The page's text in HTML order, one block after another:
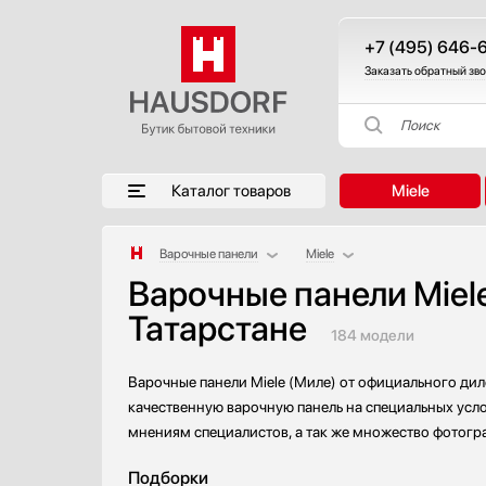
+7 (495) 646-
Заказать обратный
Поиск
Каталог товаров Miele
Варочные панели
Аксессуары
Акустические системы
Вакуумные упаковщики
Miele
AEG
Barazza
Варочные панели
Татарстане
184 модели
Варочные панели Miele (Миле) от официального
качественную варочную панель на специальных
мнениям специалистов, а так же множество
Подборки